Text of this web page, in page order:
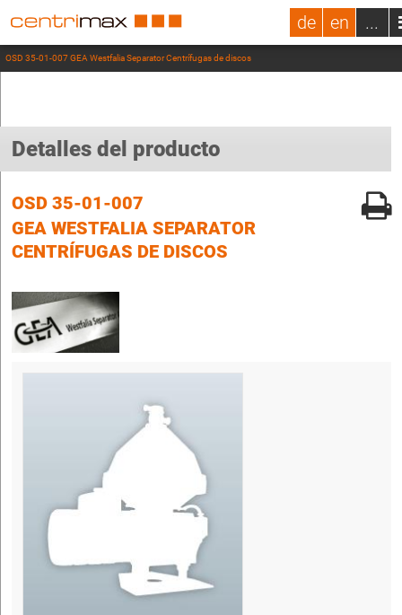
de en ...
OSD 35-01-007 GEA Westfalia Separator Centrífugas de discos
Detalles del producto
OSD 35-01-007
GEA WESTFALIA SEPARATOR
CENTRÍFUGAS DE DISCOS